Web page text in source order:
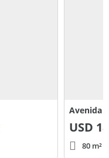
Avenida
USD
80 m²